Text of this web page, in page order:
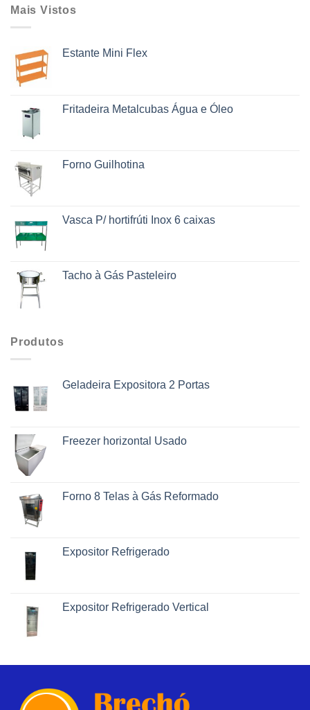
Mais Vistos
Estante Mini Flex
Fritadeira Metalcubas Água e Óleo
Forno Guilhotina
Vasca P/ hortifrúti Inox 6 caixas
Tacho à Gás Pasteleiro
Produtos
Geladeira Expositora 2 Portas
Freezer horizontal Usado
Forno 8 Telas à Gás Reformado
Expositor Refrigerado
Expositor Refrigerado Vertical